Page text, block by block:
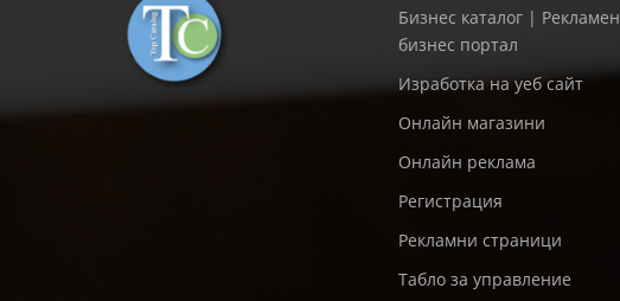
Бизнес каталог | Рекламен
бизнес портал
Изработка на уеб сайт
Онлайн магазини
Онлайн реклама
Регистрация
Рекламни страници
Табло за управление